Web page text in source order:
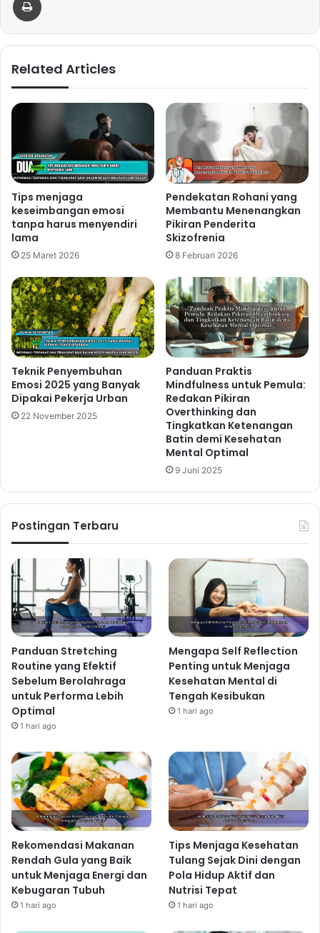
Related Articles
Tips menjaga
keseimbangan emosi
tanpa harus menyendiri
lama
25 Maret 2026
Pendekatan Rohani yang
Membantu Menenangkan
Pikiran Penderita
Skizofrenia
8 Februari 2026
Teknik Penyembuhan
Emosi 2025 yang Banyak
Dipakai Pekerja Urban
22 November 2025
Panduan Praktis
Mindfulness untuk Pemula:
Redakan Pikiran
Overthinking dan
Tingkatkan Ketenangan
Batin demi Kesehatan
Mental Optimal
9 Juni 2025
Postingan Terbaru
Panduan Stretching
Routine yang Efektif
Sebelum Berolahraga
untuk Performa Lebih
Optimal
1 hari ago
Mengapa Self Reflection
Penting untuk Menjaga
Kesehatan Mental di
Tengah Kesibukan
1 hari ago
Rekomendasi Makanan
Rendah Gula yang Baik
untuk Menjaga Energi dan
Kebugaran Tubuh
1 hari ago
Tips Menjaga Kesehatan
Tulang Sejak Dini dengan
Pola Hidup Aktif dan
Nutrisi Tepat
1 hari ago